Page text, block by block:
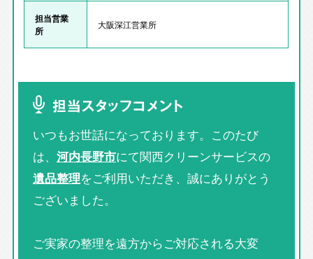
担当営業
所
大阪深江営業所
担当スタッフコメント
いつもお世話になっております。このたび
は、 河内長野市にて関西クリーンサービスの
遺品整理をご利用いただき、誠にありがとう
ございました。
ご実家の整理を遠方からご対応される大変